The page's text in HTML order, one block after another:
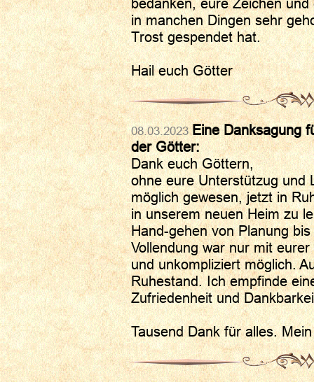
bedanken, eure Zeichen
in manchen Dingen sehr
Trost gespendet hat.
Hail euch Götter
08.03.2023Eine Danksagung
der Götter:
Dank euch Göttern,
ohne eure Unterstützug und
möglich gewesen, jetzt in
in unserem neuen Heim zu
Hand-gehen von Planung
Vollendung war nur mit
und unkompliziert möglich.
Ruhestand. Ich empfinde
Zufriedenheit und
Tausend Dank für alles.